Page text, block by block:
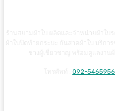
092-5465956